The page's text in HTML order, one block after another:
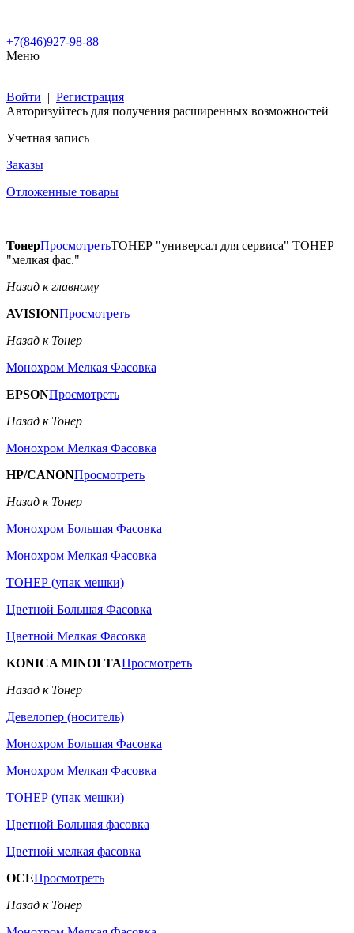
+7(846)927-98-88
Меню
Войти | Регистрация
Авторизуйтесь для получения расширенных возможностей
Учетная запись
Заказы
Отложенные товары
ТонерПросмотретьТОНЕР "универсал для сервиса" ТОНЕР
"мелкая фас."
Назад к главному
AVISIONПросмотреть
Назад к Тонер
Монохром Мелкая Фасовка
EPSONПросмотреть
Назад к Тонер
Монохром Мелкая Фасовка
HP/CANONПросмотреть
Назад к Тонер
Монохром Большая Фасовка
Монохром Мелкая Фасовка
ТОНЕР (упак мешки)
Цветной Большая Фасовка
Цветной Мелкая Фасовка
KONICA MINOLTAПросмотреть
Назад к Тонер
Девелопер (носитель)
Монохром Большая Фасовка
Монохром Мелкая Фасовка
ТОНЕР (упак мешки)
Цветной Большая фасовка
Цветной мелкая фасовка
OCEПросмотреть
Назад к Тонер